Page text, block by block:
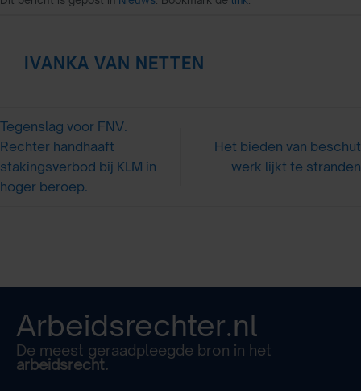
IVANKA VAN NETTEN
Tegenslag voor FNV.
Rechter handhaaft
stakingsverbod bij KLM in
hoger beroep.
Het bieden van beschut
werk lijkt te stranden
Arbeidsrechter.nl
De meest geraadpleegde bron in het
arbeidsrecht.